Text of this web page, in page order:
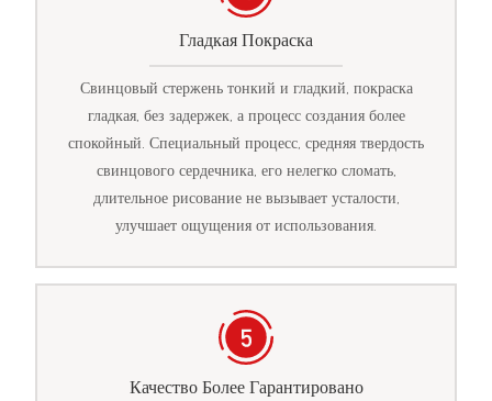
Гладкая Покраска
Свинцовый стержень тонкий и гладкий, покраска
гладкая, без задержек, а процесс создания более
спокойный. Специальный процесс, средняя твердость
свинцового сердечника, его нелегко сломать,
длительное рисование не вызывает усталости,
улучшает ощущения от использования.
Качество Более Гарантировано